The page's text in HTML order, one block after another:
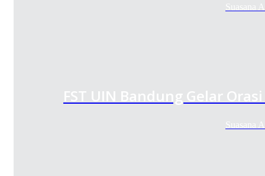
Suasana
FST UIN Bandung Gelar
Suasana